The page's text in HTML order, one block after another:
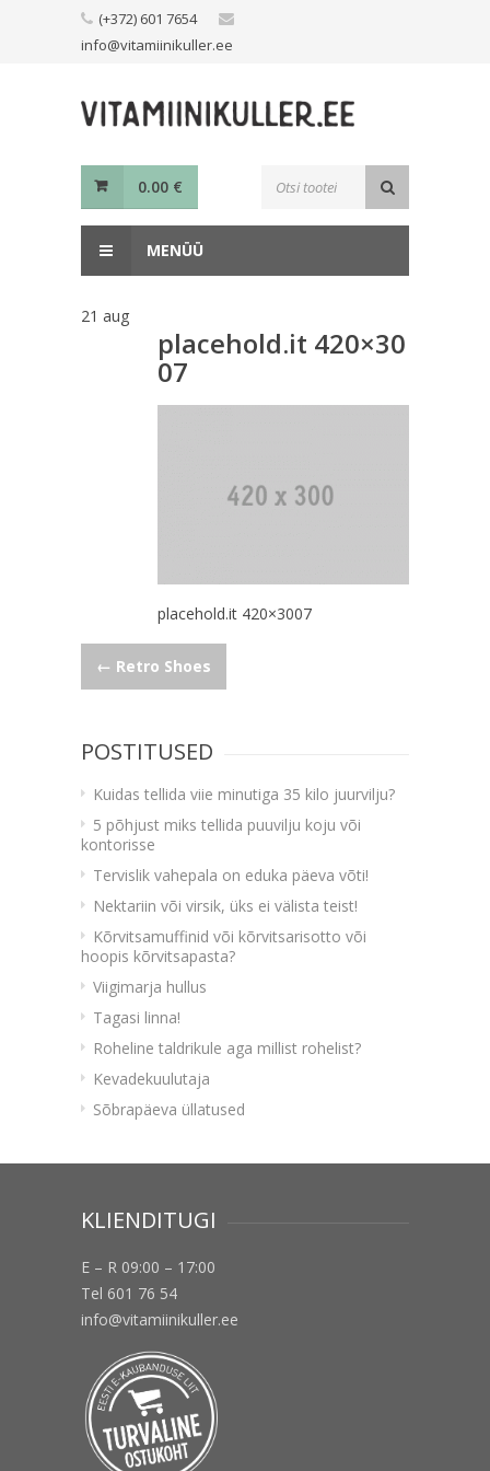
(+372) 601 7654
info@vitamiinikuller.ee
0.00 €
MENÜÜ
21 aug
placehold.it 420×30
07
placehold.it 420×3007
Navigeerimine
← Retro Shoes
POSTITUSED
Kuidas tellida viie minutiga 35 kilo juurvilju?
5 põhjust miks tellida puuvilju koju või
kontorisse
Tervislik vahepala on eduka päeva võti!
Nektariin või virsik, üks ei välista teist!
Kõrvitsamuffinid või kõrvitsarisotto või
hoopis kõrvitsapasta?
Viigimarja hullus
Tagasi linna!
Roheline taldrikule aga millist rohelist?
Kevadekuulutaja
Sõbrapäeva üllatused
KLIENDITUGI
E – R 09:00 – 17:00
Tel 601 76 54
info@vitamiinikuller.ee